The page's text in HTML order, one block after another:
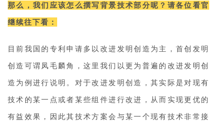
那么，我们应该怎么撰写背景技术部分呢？请各位看官
继续往下看：
目前我国的专利申请多以改进发明创造为主，首创发明
创造可谓凤毛麟角，这里我们以更为普遍的改进发明创
造为例进行说明。对于改进发明创造，其实际是对现有
技术的某一点或者某些组件进行改进，从而实现更优的
有益效果，因此其技术方案会与某一个现有技术非常接